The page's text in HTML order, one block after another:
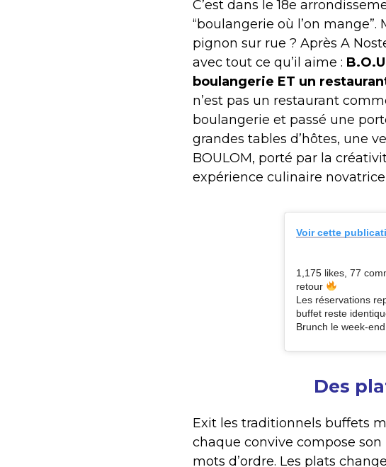
C’est dans le 18e
“boulangerie où l’on
pignon sur rue ? Après A
avec tout ce qu’il aime :
boulangerie ET un
n’est pas un restaurant
boulangerie et passé une
grandes tables d’hôtes, une
BOULOM, porté par la
expérience culinaire
Voir cette
1,175 likes, 77
retour
Les réservations
buffet reste
Brunch le week-
Des
Exit les traditionnels buffets
chaque convive compose son
mots d’ordre. Les plats